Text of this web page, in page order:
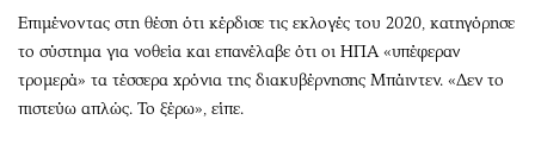
Επιμένοντας στη θέση ότι κέρδισε τις εκλογές του 2020, κατηγόρησε
το σύστημα για νοθεία και επανέλαβε ότι οι ΗΠΑ «υπέφεραν
τρομερά» τα τέσσερα χρόνια της διακυβέρνησης Μπάιντεν. «Δεν το
πιστεύω απλώς. Το ξέρω», είπε.